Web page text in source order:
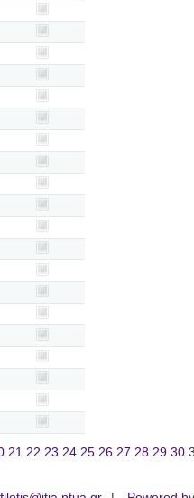
21 22 23 24 25 26 27 28 29 30